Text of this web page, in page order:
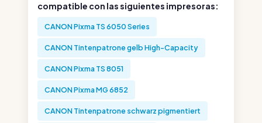
compatible con las siguientes impresoras:
CANON Pixma TS 6050 Series
CANON Tintenpatrone gelb High-Capacity
CANON Pixma TS 8051
CANON Pixma MG 6852
CANON Tintenpatrone schwarz pigmentiert